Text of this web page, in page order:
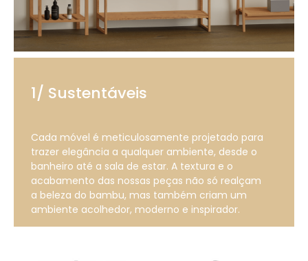
1/ Sustentáveis
Cada móvel é meticulosamente projetado para
trazer elegância a qualquer ambiente, desde o
banheiro até a sala de estar. A textura e o
acabamento das nossas peças não só realçam
a beleza do bambu, mas também criam um
ambiente acolhedor, moderno e inspirador.